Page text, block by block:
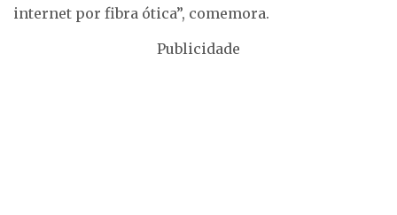
internet por fibra ótica”, comemora.
Publicidade